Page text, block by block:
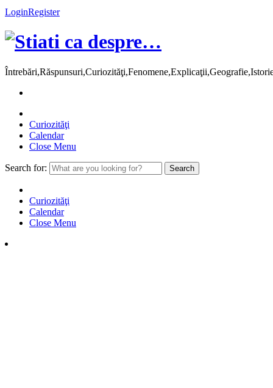
LoginRegister
Curiozităţi
Calendar
Close Menu
Search for:
Curiozităţi
Calendar
Close Menu